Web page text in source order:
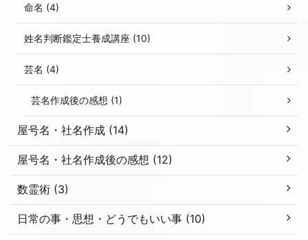
命名 (4)
姓名判断鑑定士養成講座 (10)
芸名 (4)
芸名作成後の感想 (1)
屋号名・社名作成 (14)
屋号名・社名作成後の感想 (12)
数霊術 (3)
日常の事・思想・どうでもいい事 (10)